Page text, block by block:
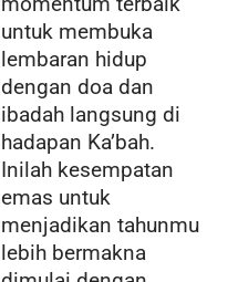
untuk membuka
lembaran hidup
dengan doa dan
ibadah langsung di
hadapan Ka’bah.
Inilah kesempatan
emas untuk
menjadikan tahunmu
lebih bermakna